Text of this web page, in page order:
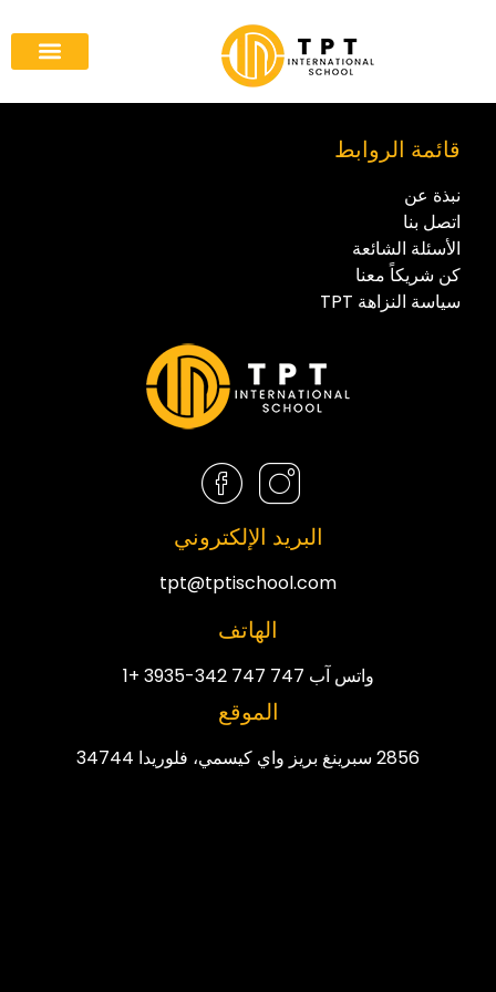
قائمة الروابط
نبذة عن
اتصل بنا
الأسئلة الشائعة
كن شريكاً معنا
سياسة النزاهة TPT
البريد الإلكتروني
tpt@tptischool.com
الهاتف
واتس آب 747 747 342-3935 +1
الموقع
2856 سبرينغ بريز واي كيسمي، فلوريدا 34744